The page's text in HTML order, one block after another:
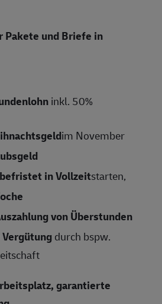
Pakete und Briefe in
inkl. 50%
im November
befristet in Vollzeitstarten,
von Überstunden
durch bspw.
garantierte